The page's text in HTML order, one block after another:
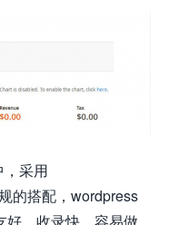
采用
的搭配，wordpress
好，收录快，容易做